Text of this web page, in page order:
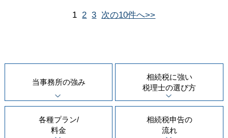
12 3 次の10件へ>>
当事務所の強み
相続税に強い
税理士の選び方
各種プラン/
料金
相続税申告の
流れ